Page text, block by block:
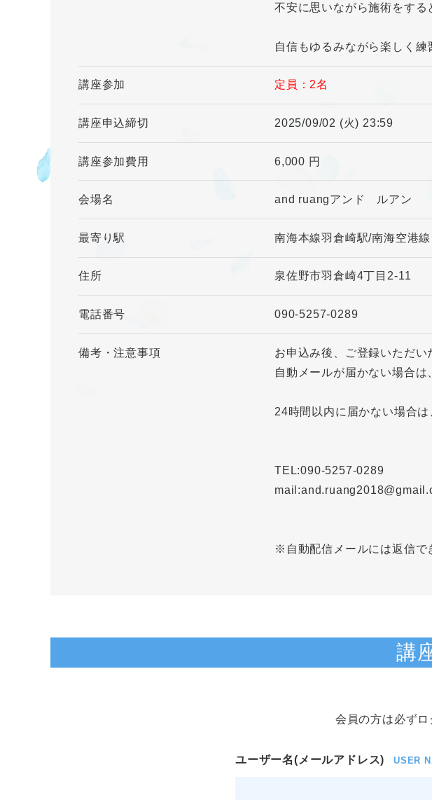
不安に思いながら施術をす
自信もゆるみながら楽しく練
講座参加 定員：2名
講座申込締切 2025/09/02 (火) 23:59
講座参加費用 6,000 円
会場名 and ruangアンド ルアン
最寄り駅 南海本線羽倉崎駅/南海空港
住所 泉佐野市羽倉崎4丁目2-11
電話番号 090-5257-0289
備考・注意事項
お申込み後、ご登録いただ
自動メールが届かない場合
24時間以内に届かない場合
TEL:090-5257-0289
※自動配信メールには返信で
講
会員の方は必ずロ
ユーザー名(メールアドレス) USER